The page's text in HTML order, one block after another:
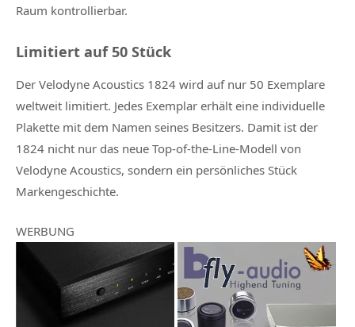
Raum kontrollierbar.
Limitiert auf 50 Stück
Der Velodyne Acoustics 1824 wird auf nur 50 Exemplare
weltweit limitiert. Jedes Exemplar erhält eine individuelle
Plakette mit dem Namen seines Besitzers. Damit ist der
1824 nicht nur das neue Top-of-the-Line-Modell von
Velodyne Acoustics, sondern ein persönliches Stück
Markengeschichte.
WERBUNG